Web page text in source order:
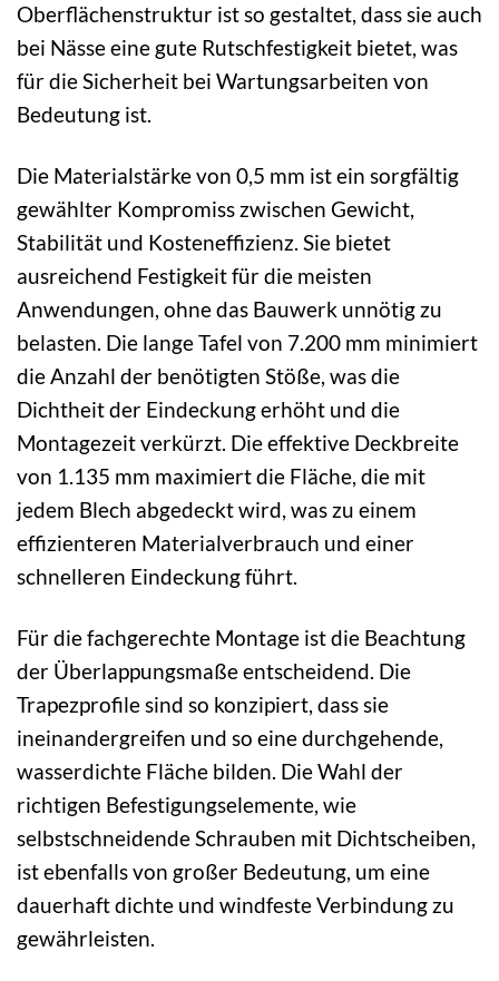
Oberflächenstruktur ist so gestaltet, dass sie auch
bei Nässe eine gute Rutschfestigkeit bietet, was
für die Sicherheit bei Wartungsarbeiten von
Bedeutung ist.
Die Materialstärke von 0,5 mm ist ein sorgfältig
gewählter Kompromiss zwischen Gewicht,
Stabilität und Kosteneffizienz. Sie bietet
ausreichend Festigkeit für die meisten
Anwendungen, ohne das Bauwerk unnötig zu
belasten. Die lange Tafel von 7.200 mm minimiert
die Anzahl der benötigten Stöße, was die
Dichtheit der Eindeckung erhöht und die
Montagezeit verkürzt. Die effektive Deckbreite
von 1.135 mm maximiert die Fläche, die mit
jedem Blech abgedeckt wird, was zu einem
effizienteren Materialverbrauch und einer
schnelleren Eindeckung führt.
Für die fachgerechte Montage ist die Beachtung
der Überlappungsmaße entscheidend. Die
Trapezprofile sind so konzipiert, dass sie
ineinandergreifen und so eine durchgehende,
wasserdichte Fläche bilden. Die Wahl der
richtigen Befestigungselemente, wie
selbstschneidende Schrauben mit Dichtscheiben,
ist ebenfalls von großer Bedeutung, um eine
dauerhaft dichte und windfeste Verbindung zu
gewährleisten.